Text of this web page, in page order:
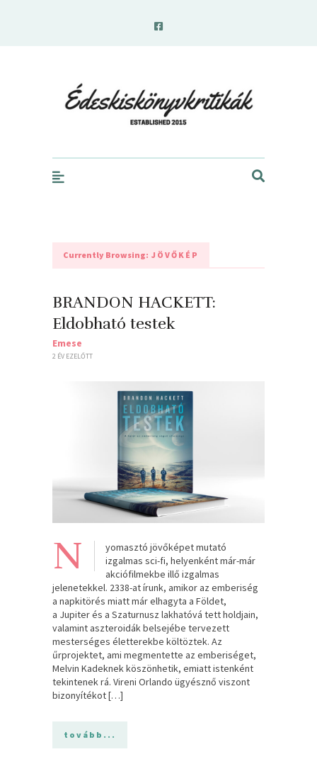
Currently Browsing: JÖVŐKÉP
BRANDON HACKETT:
Eldobható testek
Emese
2 ÉV EZELŐTT
N
yomasztó jövőképet mutató
izgalmas sci-fi, helyenként már-már
akciófilmekbe illő izgalmas
jelenetekkel. 2338-at írunk, amikor az emberiség
a napkitörés miatt már elhagyta a Földet,
a Jupiter és a Szaturnusz lakhatóvá tett holdjain,
valamint aszteroidák belsejébe tervezett
mesterséges életterekbe költöztek. Az
űrprojektet, ami megmentette az emberiséget,
Melvin Kadeknek köszönhetik, emiatt istenként
tekintenek rá. Vireni Orlando ügyésznő viszont
bizonyítékot […]
tovább...